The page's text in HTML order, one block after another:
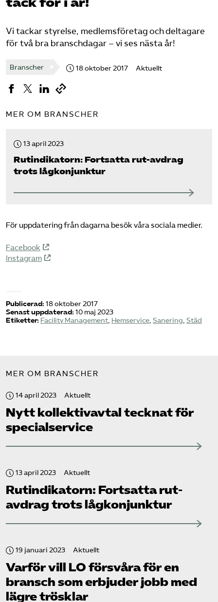
Sök på serviceforetagen.se
Press
Vi tackar styrelse, medlemsföretag och deltagare
för två bra branschdagar – vi ses nästa år!
Branscher 18 oktober 2017 Aktuellt
MER OM BRANSCHER
13 april 2023
Rut­indikatorn: Fortsatta rut-avdrag
trots lågkonjunktur
För uppdatering från dagarna besök våra sociala medier.
Facebook
Instagram
Publicerad: 18 oktober 2017
Senast uppdaterad: 10 maj 2023
Etiketter: Facility Management, Hemservice, Sanering, Städ
MER OM BRANSCHER
14 april 2023 Aktuellt
Nytt kollektivavtal tecknat för
specialservice
13 april 2023 Aktuellt
Rut­indikatorn: Fortsatta rut-
avdrag trots lågkonjunktur
19 januari 2023 Aktuellt
Varför vill LO försvåra för en
bransch som erbjuder jobb med
lägre trösklar